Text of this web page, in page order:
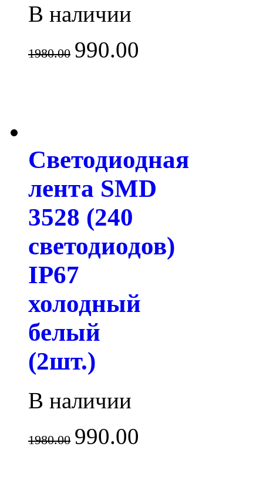
В наличии
1980.00 990.00
Светодиодная
лента SMD
3528 (240
светодиодов)
IP67
холодный
белый
(2шт.)
В наличии
1980.00 990.00